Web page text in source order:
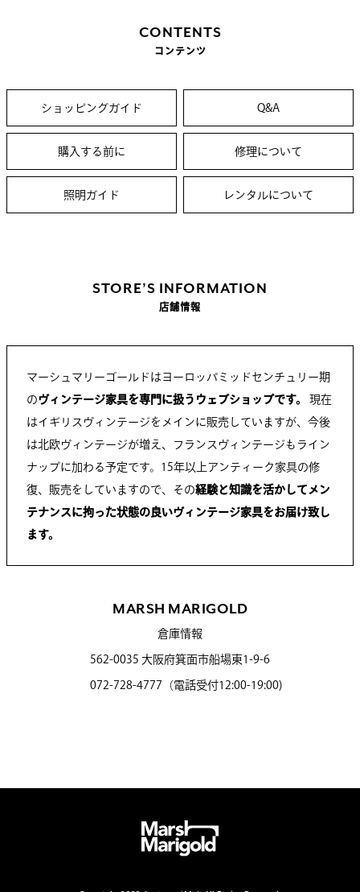
CONTENTS
コンテンツ
ショッピングガイド Q&A
購入する前に 修理について
照明ガイド レンタルについて
STORE’S INFORMATION
店舗情報
マーシュマリーゴールドはヨーロッパミッドセンチュリー期
のヴィンテージ家具を専門に扱うウェブショップです。 現在
はイギリスヴィンテージをメインに販売していますが、今後
は北欧ヴィンテージが増え、フランスヴィンテージもライン
ナップに加わる予定です。15年以上アンティーク家具の修
復、販売をしていますので、その経験と知識を活かしてメン
テナンスに拘った状態の良いヴィンテージ家具をお届け致し
ます。
MARSH MARIGOLD
倉庫情報
562-0035 大阪府箕面市船場東1-9-6
072-728-4777（電話受付12:00-19:00)